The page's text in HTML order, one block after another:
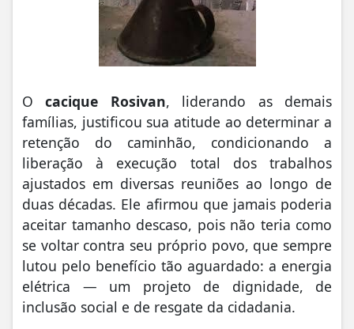
O cacique Rosivan, liderando as demais
famílias, justificou sua atitude ao determinar a
retenção do caminhão, condicionando a
liberação à execução total dos trabalhos
ajustados em diversas reuniões ao longo de
duas décadas. Ele afirmou que jamais poderia
aceitar tamanho descaso, pois não teria como
se voltar contra seu próprio povo, que sempre
lutou pelo benefício tão aguardado: a energia
elétrica — um projeto de dignidade, de
inclusão social e de resgate da cidadania.